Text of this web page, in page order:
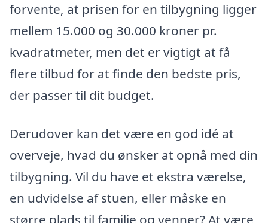
forvente, at prisen for en tilbygning ligger
mellem 15.000 og 30.000 kroner pr.
kvadratmeter, men det er vigtigt at få
flere tilbud for at finde den bedste pris,
der passer til dit budget.
Derudover kan det være en god idé at
overveje, hvad du ønsker at opnå med din
tilbygning. Vil du have et ekstra værelse,
en udvidelse af stuen, eller måske en
større plads til familie og venner? At være